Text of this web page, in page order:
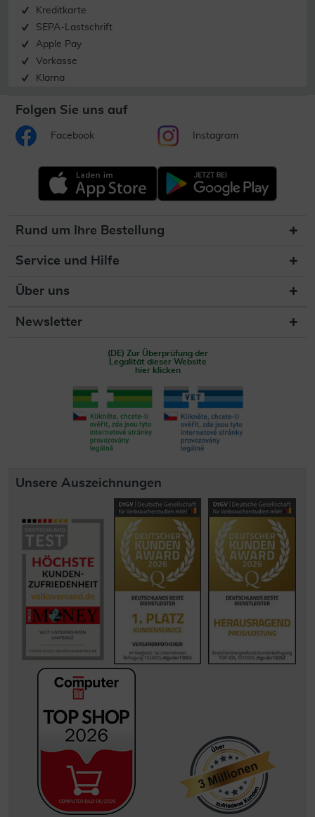
Kreditkarte
SEPA-Lastschrift
Apple Pay
Vorkasse
Klarna
Folgen Sie uns auf
Facebook Instagram
Rund um Ihre Bestellung
Service und Hilfe
Über uns
Newsletter
(DE) Zur Überprüfung der
Legalität dieser Website
hier klicken
Unsere Auszeichnungen